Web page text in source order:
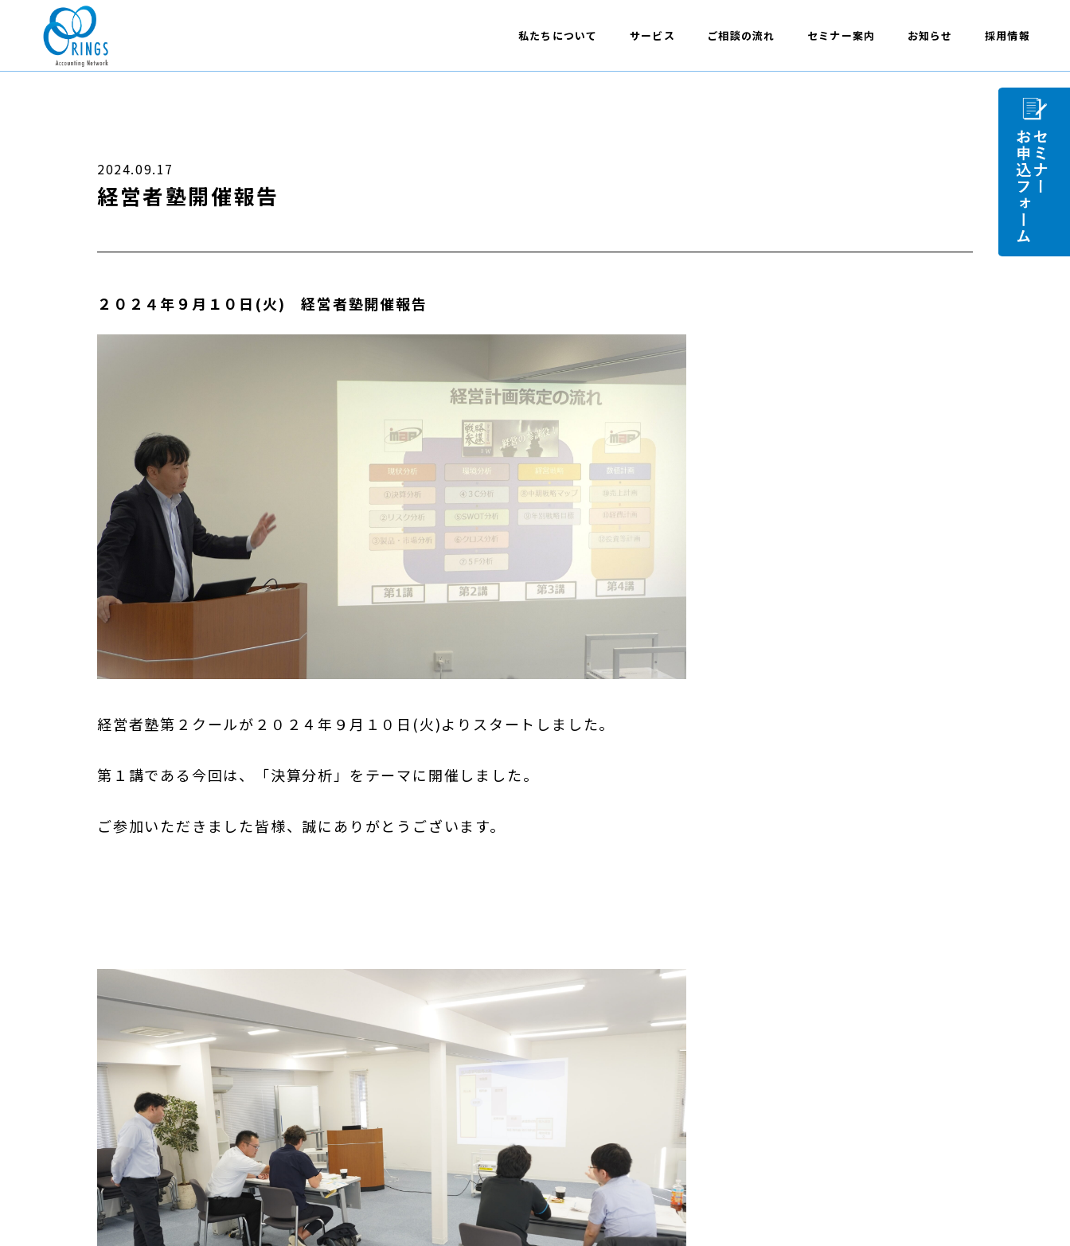
私たちについて サービス ご相談の流れ セミナー案内 お知らせ 採用情報
2024.09.17
経営者塾開催報告
２０２４年９月１０日(火) 経営者塾開催報告
経営者塾第２クールが２０２４年９月１０日(火)よりスタートしました。
第１講である今回は、「決算分析」をテーマに開催しました。
ご参加いただきました皆様、誠にありがとうございます。